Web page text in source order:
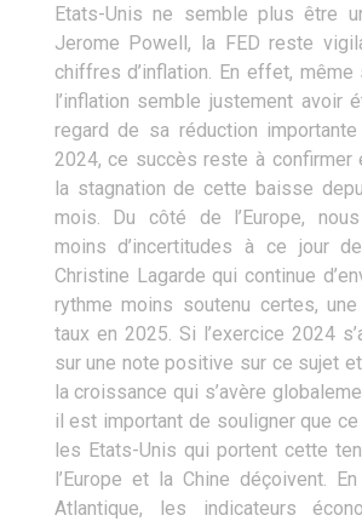
Etats-Unis ne semble plus être
Jerome Powell, la FED reste
chiffres d’inflation. En effet,
l’inflation semble justement avoir
regard de sa réduction
2024, ce succès reste à confirmer
la stagnation de cette baisse
mois. Du côté de l’Europe,
moins d’incertitudes à ce jour
Christine Lagarde qui continue
rythme moins soutenu certes,
taux en 2025. Si l’exercice 2024
sur une note positive sur ce sujet
la croissance qui s’avère
il est important de souligner que
les Etats-Unis qui portent cette
l’Europe et la Chine déçoivent.
Atlantique, les indicateurs